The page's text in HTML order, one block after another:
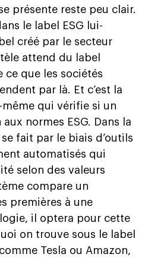
présente reste peu clair.
le label ESG lui-
créé par le secteur
attend du label
que les sociétés
par là. Et c’est la
qui vérifie si un
normes ESG. Dans la
fait par le biais d’outils
automatisés qui
selon des valeurs
compare un
premières à une
il optera pour cette
on trouve sous le label
Tesla ou Amazon,